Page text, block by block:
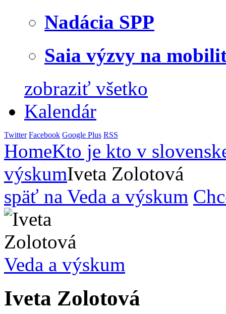
Nadácia SPP
Saia výzvy na
zobraziť všetko
Kalendár
Twitter Facebook Google Plus RSS
HomeKto je kto v
výskumIveta Zolotová
späť na Veda a výskum
Veda a výskum
Iveta Zolotová